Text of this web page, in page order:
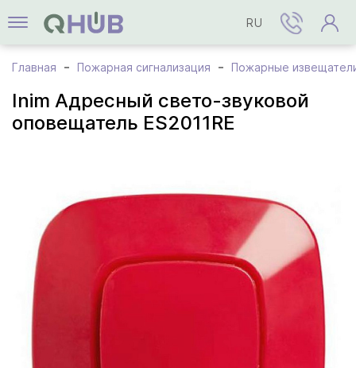
RU
Главная Пожарная сигнализация Пожарные
Inim Адресный свето-звуковой
оповещатель ES2011RE